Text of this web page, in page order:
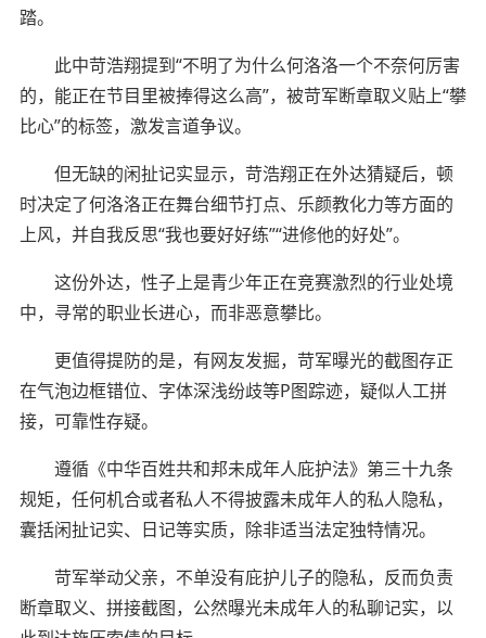
踏。
此中苛浩翔提到“不明了为什么何洛洛一个不奈何厉害
的，能正在节目里被捧得这么高”，被苛军断章取义贴上“攀
比心”的标签，激发言道争议。
但无缺的闲扯记实显示，苛浩翔正在外达猜疑后，顿
时决定了何洛洛正在舞台细节打点、乐颜教化力等方面的
上风，并自我反思“我也要好好练”“进修他的好处”。
这份外达，性子上是青少年正在竞赛激烈的行业处境
中，寻常的职业长进心，而非恶意攀比。
更值得提防的是，有网友发掘，苛军曝光的截图存正
在气泡边框错位、字体深浅纷歧等P图踪迹，疑似人工拼
接，可靠性存疑。
遵循《中华百姓共和邦未成年人庇护法》第三十九条
规矩，任何机合或者私人不得披露未成年人的私人隐私，
囊括闲扯记实、日记等实质，除非适当法定独特情况。
苛军举动父亲，不单没有庇护儿子的隐私，反而负责
断章取义、拼接截图，公然曝光未成年人的私聊记实，以